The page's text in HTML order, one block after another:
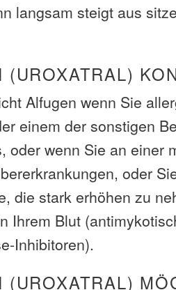
langsam steigt aus
(UROXATRAL)
Alfugen wenn Sie
einem der sonstigen
oder wenn Sie an einer
oder
die stark erhöhen zu
Ihrem Blut
Inhibitoren).
(UROXATRAL)